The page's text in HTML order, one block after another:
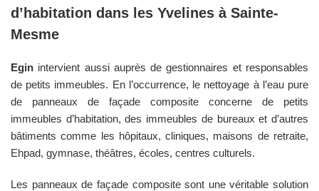
d’habitation dans les Yvelines à Sainte-
Mesme
Egin intervient aussi auprès de gestionnaires et responsables
de petits immeubles. En l’occurrence, le nettoyage à l’eau pure
de panneaux de façade composite concerne de petits
immeubles d’habitation, des immeubles de bureaux et d’autres
bâtiments comme les hôpitaux, cliniques, maisons de retraite,
Ehpad, gymnase, théâtres, écoles, centres culturels.
Les panneaux de façade composite sont une véritable solution